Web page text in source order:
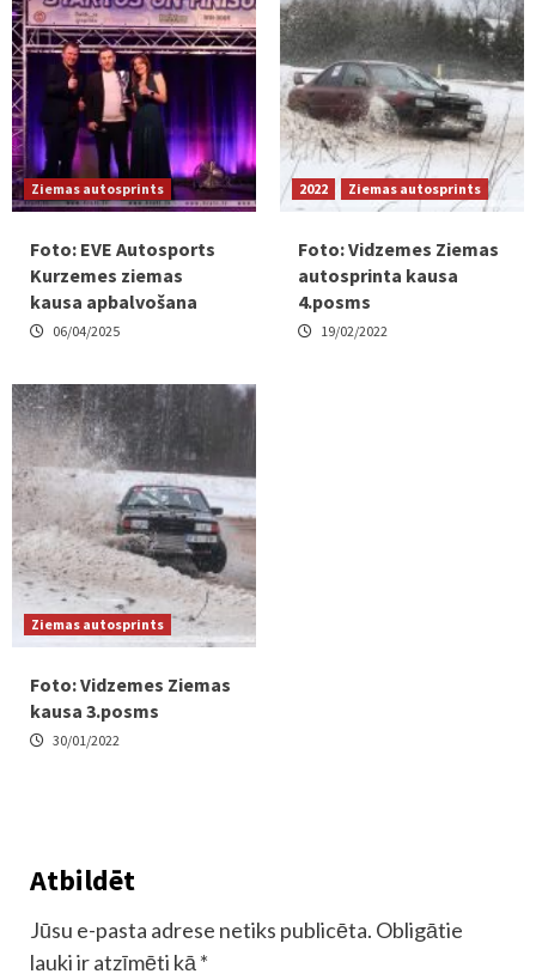
Ziemas autosprints
Foto: EVE Autosports
Kurzemes ziemas
kausa apbalvošana
06/04/2025
2022 Ziemas autosprints
Foto: Vidzemes Ziemas
autosprinta kausa
4.posms
19/02/2022
Ziemas autosprints
Foto: Vidzemes Ziemas
kausa 3.posms
30/01/2022
Atbildēt
Jūsu e-pasta adrese netiks publicēta. Obligātie
lauki ir atzīmēti kā *